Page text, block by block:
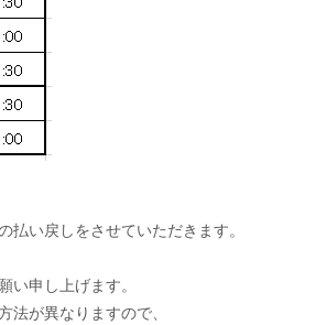
い戻しをさせていただきます。
申し上げます。
が異なりますので、